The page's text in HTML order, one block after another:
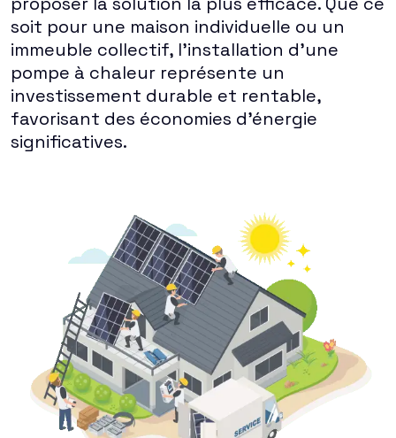
soit pour une maison individuelle ou un
immeuble collectif, l'installation d'une
pompe à chaleur représente un
investissement durable et rentable,
favorisant des économies d'énergie
significatives.